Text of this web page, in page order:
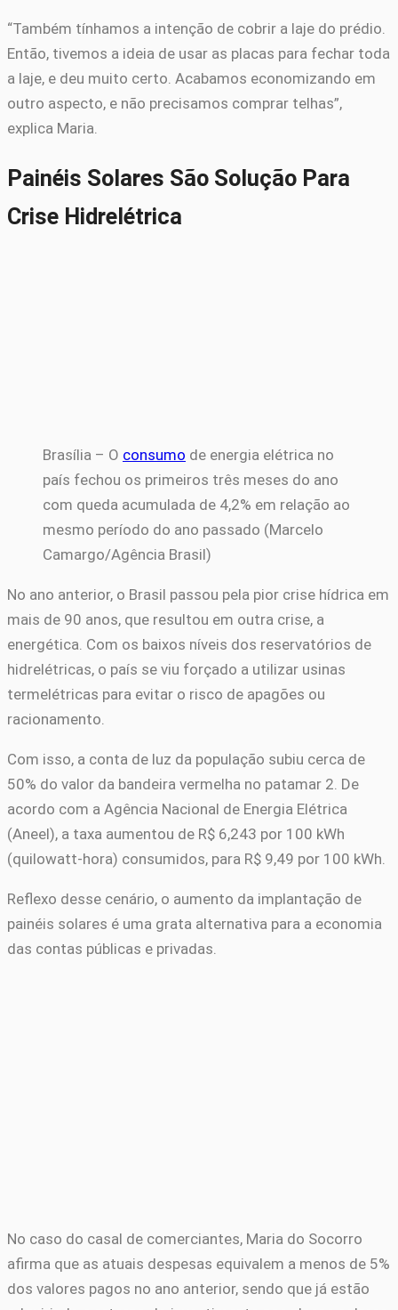
“Também tínhamos a intenção de cobrir a laje do prédio.
Então, tivemos a ideia de usar as placas para fechar toda
a laje, e deu muito certo. Acabamos economizando em
outro aspecto, e não precisamos comprar telhas”,
explica Maria.
Painéis Solares São Solução Para
Crise Hidrelétrica
Brasília – O consumo de energia elétrica no
país fechou os primeiros três meses do ano
com queda acumulada de 4,2% em relação ao
mesmo período do ano passado (Marcelo
Camargo/Agência Brasil)
No ano anterior, o Brasil passou pela pior crise hídrica em
mais de 90 anos, que resultou em outra crise, a
energética. Com os baixos níveis dos reservatórios de
hidrelétricas, o país se viu forçado a utilizar usinas
termelétricas para evitar o risco de apagões ou
racionamento.
Com isso, a conta de luz da população subiu cerca de
50% do valor da bandeira vermelha no patamar 2. De
acordo com a Agência Nacional de Energia Elétrica
(Aneel), a taxa aumentou de R$ 6,243 por 100 kWh
(quilowatt-hora) consumidos, para R$ 9,49 por 100 kWh.
Reflexo desse cenário, o aumento da implantação de
painéis solares é uma grata alternativa para a economia
das contas públicas e privadas.
No caso do casal de comerciantes, Maria do Socorro
afirma que as atuais despesas equivalem a menos de 5%
dos valores pagos no ano anterior, sendo que já estão